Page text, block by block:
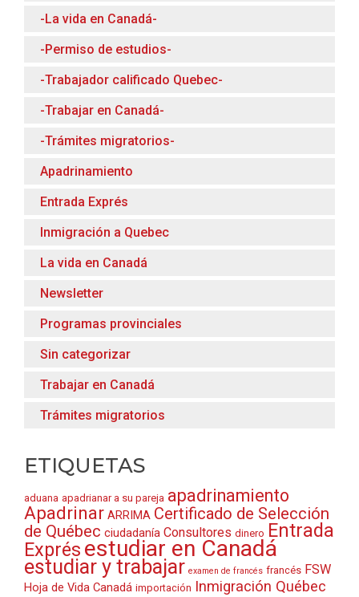
-La vida en Canadá-
-Permiso de estudios-
-Trabajador calificado Quebec-
-Trabajar en Canadá-
-Trámites migratorios-
Apadrinamiento
Entrada Exprés
Inmigración a Quebec
La vida en Canadá
Newsletter
Programas provinciales
Sin categorizar
Trabajar en Canadá
Trámites migratorios
ETIQUETAS
aduana apadrianar a su pareja apadrinamiento
Apadrinar ARRIMA Certificado de Selección
de Québec ciudadanía Consultores dinero Entrada
Exprés estudiar en Canadá
estudiar y trabajar examen de francés francés FSW
Hoja de Vida Canadá importación Inmigración Québec